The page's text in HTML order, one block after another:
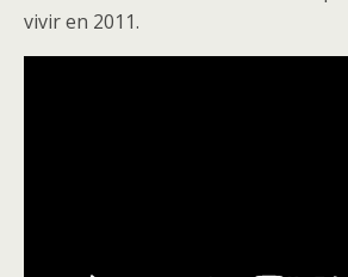
vivir en 2011.